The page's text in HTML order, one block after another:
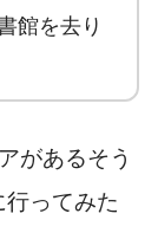
館を去り
があるそう
ってみた